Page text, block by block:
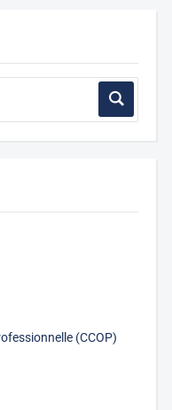
(CCOP)